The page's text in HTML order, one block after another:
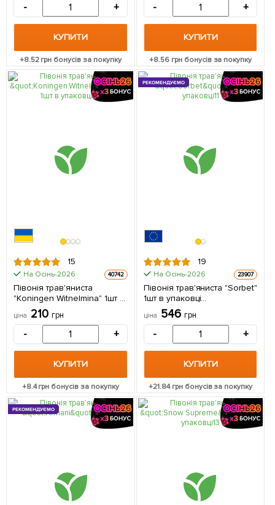
- +
КУПИТИ
+8.52грн бонусів за покупку
- +
КУПИТИ
+8.56грн бонусів за покупку
15
На Осінь-2026 40742
Півонія трав'яниста
"Koningen Witnelmina" 1шт в
ціна 210 грн
- +
КУПИТИ
+8.4грн бонусів за покупку
РЕКОМЕНДУЄМО
19
На Осінь-2026 23907
Півонія трав'яниста "Sorbet"
1шт в упаковці
(Кореневище)
ціна 546 грн
- +
КУПИТИ
+21.84грн бонусів за покупку
РЕКОМЕНДУЄМО